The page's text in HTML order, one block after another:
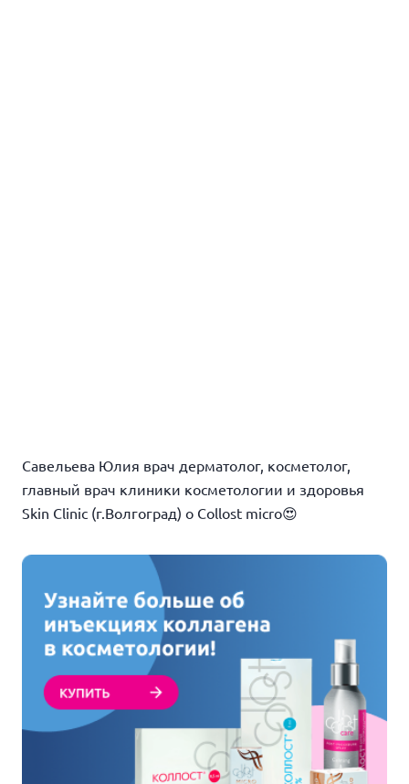
Савельева Юлия врач дерматолог, косметолог,
главный врач клиники косметологии и здоровья
Skin Clinic (г.Волгоград) о Collost micro😍